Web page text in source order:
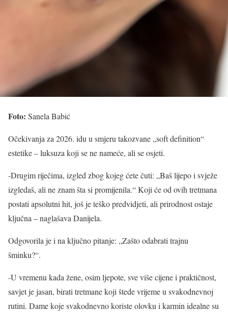
Foto: Sanela Babić
Očekivanja za 2026. idu u smjeru takozvane „soft definition“
estetike – luksuza koji se ne nameće, ali se osjeti.
-Drugim riječima, izgled zbog kojeg ćete čuti: „Baš lijepo i svježe
izgledaš, ali ne znam šta si promijenila.“ Koji će od ovih tretmana
postati apsolutni hit, još je teško predvidjeti, ali prirodnost ostaje
ključna – naglašava Danijela.
Odgovorila je i na ključno pitanje: „Zašto odabrati trajnu
šminku?“.
-U vremenu kada žene, osim ljepote, sve više cijene i praktičnost,
savjet je jasan, birati tretmane koji štede vrijeme u svakodnevnoj
rutini. Dame koje svakodnevno koriste olovku i karmin idealne su